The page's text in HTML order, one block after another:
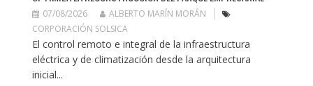
07/08/2026
ALBERTO MARÍN MORÁN
CORPORACIÓN SOLSICA
El control remoto e integral de la infraestructura
eléctrica y de climatización desde la arquitectura
inicial...